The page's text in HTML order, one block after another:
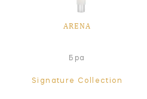
ARENA
Бра
Signature Collection